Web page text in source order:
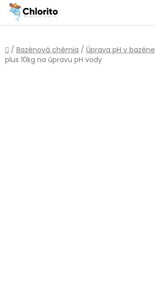
Prejsť
obsah
Domov
/ Bazénová chémia / Úprava pH v bazéne
plus 10kg na úpravu pH vody